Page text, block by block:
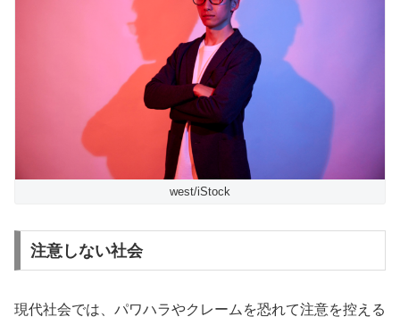
west/iStock
注意しない社会
現代社会では、パワハラやクレームを恐れて注意を控える